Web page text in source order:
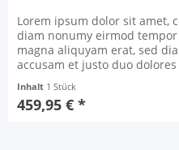
Lorem ipsum dolor sit amet,
diam nonumy eirmod
magna aliquyam erat, sed
accusam et justo duo
sit amet. Lorem ipsum dolor
elitr, sed diam nonumy
Inhalt 1 Stück
459,95 € *